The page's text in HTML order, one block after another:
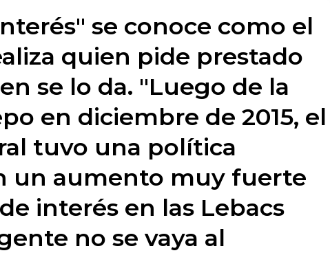
se conoce como el
quien pide prestado
se lo da. "Luego de la
en diciembre de 2015, el
tuvo una política
un aumento muy fuerte
interés en las Lebacs
no se vaya al